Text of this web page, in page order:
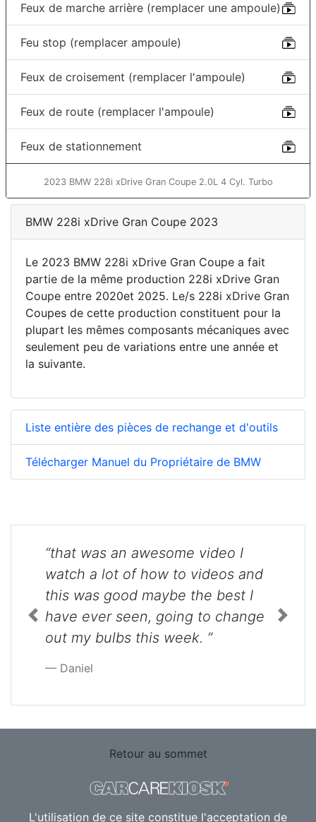
Feux de marche arrière (remplacer une ampoule)
Feu stop (remplacer ampoule)
Feux de croisement (remplacer l'ampoule)
Feux de route (remplacer l'ampoule)
Feux de stationnement
2023 BMW 228i xDrive Gran Coupe 2.0L 4 Cyl. Turbo
BMW 228i xDrive Gran Coupe 2023
Le 2023 BMW 228i xDrive Gran Coupe a fait
partie de la même production 228i xDrive Gran
Coupe entre 2020et 2025. Le/s 228i xDrive Gran
Coupes de cette production constituent pour la
plupart les mêmes composants mécaniques avec
seulement peu de variations entre une année et
la suivante.
Liste entière des pièces de rechange et d'outils
Télécharger Manuel du Propriétaire de BMW
“that was an awesome video I
watch a lot of how to videos and
this was good maybe the best I
have ever seen, going to change
out my bulbs this week. ”
Daniel
Previous Next
Retour au sommet
L'utilisation de ce site constitue l'acceptation de